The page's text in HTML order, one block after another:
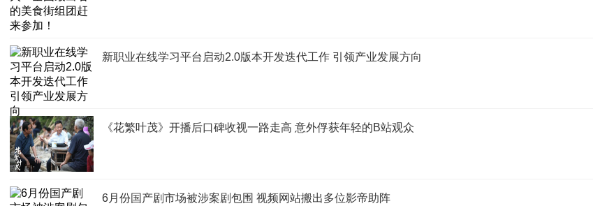
新职业在线学习平台启动2.0版本开发迭代工作 引领产业发展方向
《花繁叶茂》开播后口碑收视一路走高 意外俘获年轻的B站观众
6月份国产剧市场被涉案剧包围 视频网站搬出多位影帝助阵